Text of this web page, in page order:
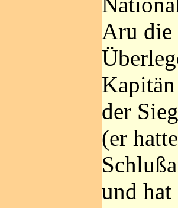
Aru die
der
(er
und